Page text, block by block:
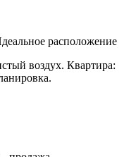
расположение
воздух. Квартира: